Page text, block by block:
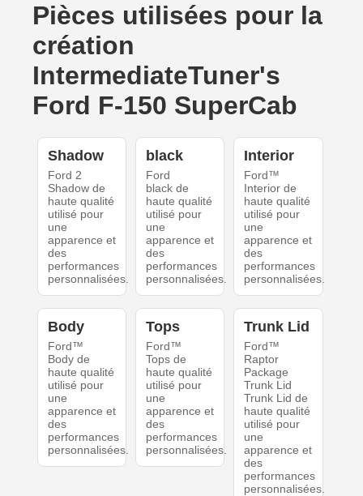
Pièces utilisées pour la
création
IntermediateTuner's
Ford F-150 SuperCab
Shadow
Ford 2
Shadow de
haute qualité
utilisé pour
une
apparence et
des
performances
personnalisées.
black
Ford
black de
haute qualité
utilisé pour
une
apparence et
des
performances
personnalisées.
Interior
Ford™
Interior de
haute qualité
utilisé pour
une
apparence et
des
performances
personnalisées.
Body
Ford™
Body de
haute qualité
utilisé pour
une
apparence et
des
performances
personnalisées.
Tops
Ford™
Tops de
haute qualité
utilisé pour
une
apparence et
des
performances
personnalisées.
Trunk Lid
Ford™
Raptor
Package
Trunk Lid
Trunk Lid de
haute qualité
utilisé pour
une
apparence et
des
performances
personnalisées.